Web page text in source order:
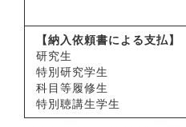
【納入依頼書による支払】
研究生
特別研究学生
科目等履修生
特別聴講生学生